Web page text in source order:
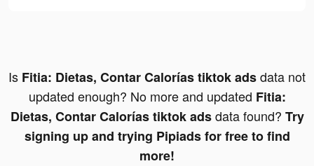
Is Fitia: Dietas, Contar Calorías tiktok adsdata not
updated enough? No more and updated Fitia:
Dietas, Contar Calorías tiktok adsdata found? Try
signing up and trying Pipiads for free to find
more!